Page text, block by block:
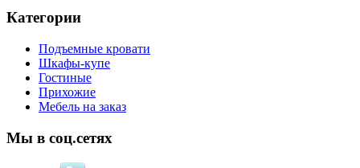
Категории
Подъемные кровати
Шкафы-купе
Гостиные
Прихожие
Мебель на заказ
Мы в соц.сетях